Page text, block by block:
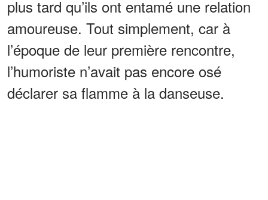
plus tard qu’ils ont entamé une relation
amoureuse. Tout simplement, car à
l’époque de leur première rencontre,
l’humoriste n’avait pas encore osé
déclarer sa flamme à la danseuse.